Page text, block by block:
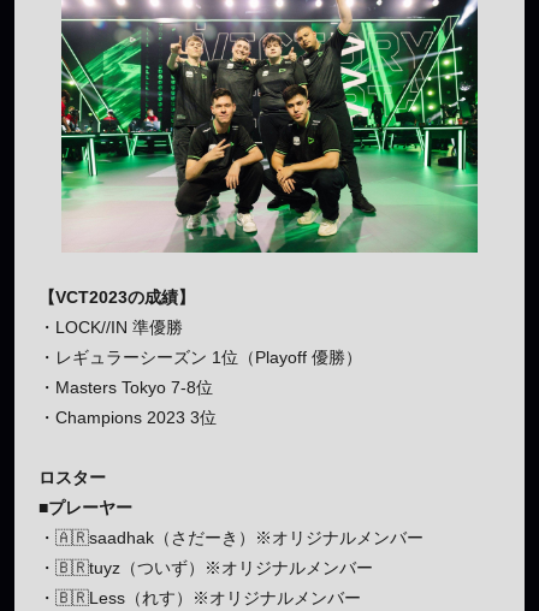
【VCT2023の成績】
・LOCK//IN 準優勝
・レギュラーシーズン 1位（Playoff 優勝）
・Masters Tokyo 7-8位
・Champions 2023 3位
ロスター
■プレーヤー
・🇦🇷saadhak（さだーき）※オリジナルメンバー
・🇧🇷tuyz（ついず）※オリジナルメンバー
・🇧🇷Less（れす）※オリジナルメンバー